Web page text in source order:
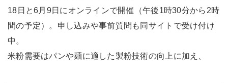
18日と6月9日にオンラインで開催（午後1時30分から2時
間の予定）。申し込みや事前質問も同サイトで受け付け
中。
米粉需要はパンや麺に適した製粉技術の向上に加え、